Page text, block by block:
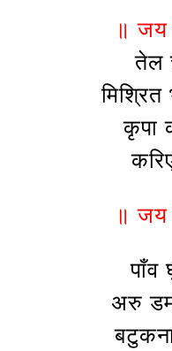
॥ जय
तेल
मिश्रित
कृपा
॥ जय
अरु